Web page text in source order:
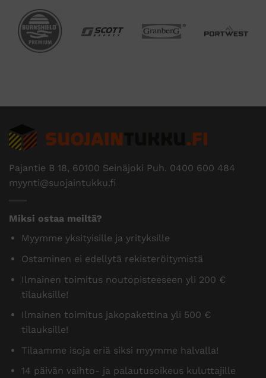
Pajantie B 18, 60100 Seinäjoki Puh. 0400 600 484
myynti@suojaintukku.fi
Miksi ostaa meiltä?
Myymme yksityisille ja yrityksille
Ostaminen ei edellytä rekisteröitymistä
Ilmainen toimitus noutopisteeseen yli 200 €
tilauksille!
Ilmainen toimitus jakopakettina yli 500 €
tilauksille!
Tilaamme isoja eriä siksi myymme halvalla!
14 päivän vaihto- ja palautusoikeus kuluttajille